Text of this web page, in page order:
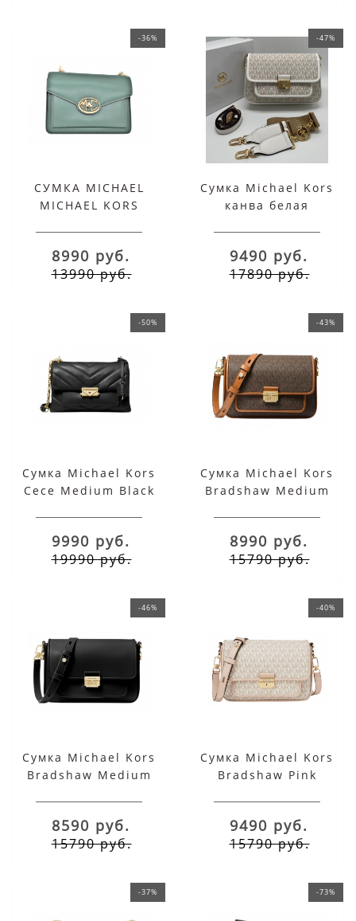
-36%
СУМКА MICHAEL
MICHAEL KORS
ЗЕЛЕНАЯ
8990 руб.
13990 руб.
-47%
Сумка Michael Kors
канва белая
9490 руб.
17890 руб.
-50%
Сумка Michael Kors
Cece Medium Black
9990 руб.
19990 руб.
-43%
Сумка Michael Kors
Bradshaw Medium
8990 руб.
15790 руб.
-46%
Сумка Michael Kors
Bradshaw Medium
8590 руб.
15790 руб.
-40%
Сумка Michael Kors
Bradshaw Pink
9490 руб.
15790 руб.
-37% -73%